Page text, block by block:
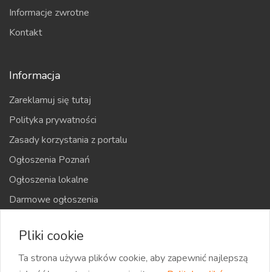
Informacje zwrotne
Kontakt
Informacja
Zareklamuj się tutaj
Polityka prywatności
Zasady korzystania z portalu
Ogłoszenia Poznań
Ogłoszenia lokalne
Darmowe ogłoszenia
Mapa strony
Pliki cookie
Ta strona używa plików cookie, aby zapewnić najlepszą